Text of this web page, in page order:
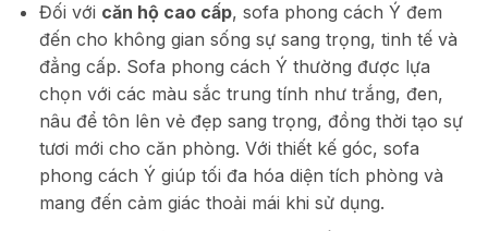
Đối với căn hộ cao cấp, sofa phong cách Ý đem
đến cho không gian sống sự sang trọng, tinh tế và
đẳng cấp. Sofa phong cách Ý thường được lựa
chọn với các màu sắc trung tính như trắng, đen,
nâu để tôn lên vẻ đẹp sang trọng, đồng thời tạo sự
tươi mới cho căn phòng. Với thiết kế góc, sofa
phong cách Ý giúp tối đa hóa diện tích phòng và
mang đến cảm giác thoải mái khi sử dụng.